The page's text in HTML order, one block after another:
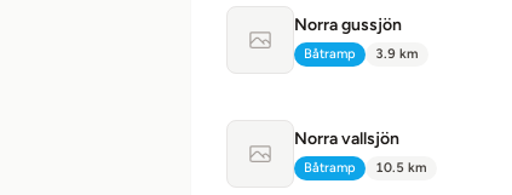
Ingen bild tillgänglig
Norra gussjön
Typ:
Båtramp Avstånd:
3.9 km
Ingen bild tillgänglig
Norra vallsjön
Typ:
Båtramp Avstånd:
10.5 km